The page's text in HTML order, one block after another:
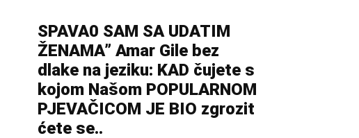
SPAVA0 SAM SA UDATIM
ŽENAMA” Amar Gile bez
dlake na jeziku: KAD čujete s
kojom Našom POPULARNOM
PJEVAČICOM JE BIO zgrozit
ćete se..